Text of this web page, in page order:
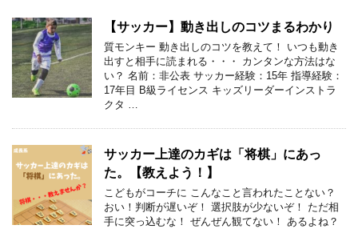
【サッカー】動き出しのコツまるわかり
質モンキー 動き出しのコツを教えて！ いつも動き
出すと相手に読まれる・・・ カンタンな方法はな
い？ 名前：非公表 サッカー経験：15年 指導経験：
17年目 B級ライセンス キッズリーダーインストラ
クタ …
サッカー上達のカギは「将棋」にあっ
た。【教えよう！】
こどもがコーチに こんなこと言われたことない？
おい！判断が遅いぞ！ 選択肢が少ないぞ！ ただ相
手に突っ込むな！ ぜんぜん観てない！ あるよね？